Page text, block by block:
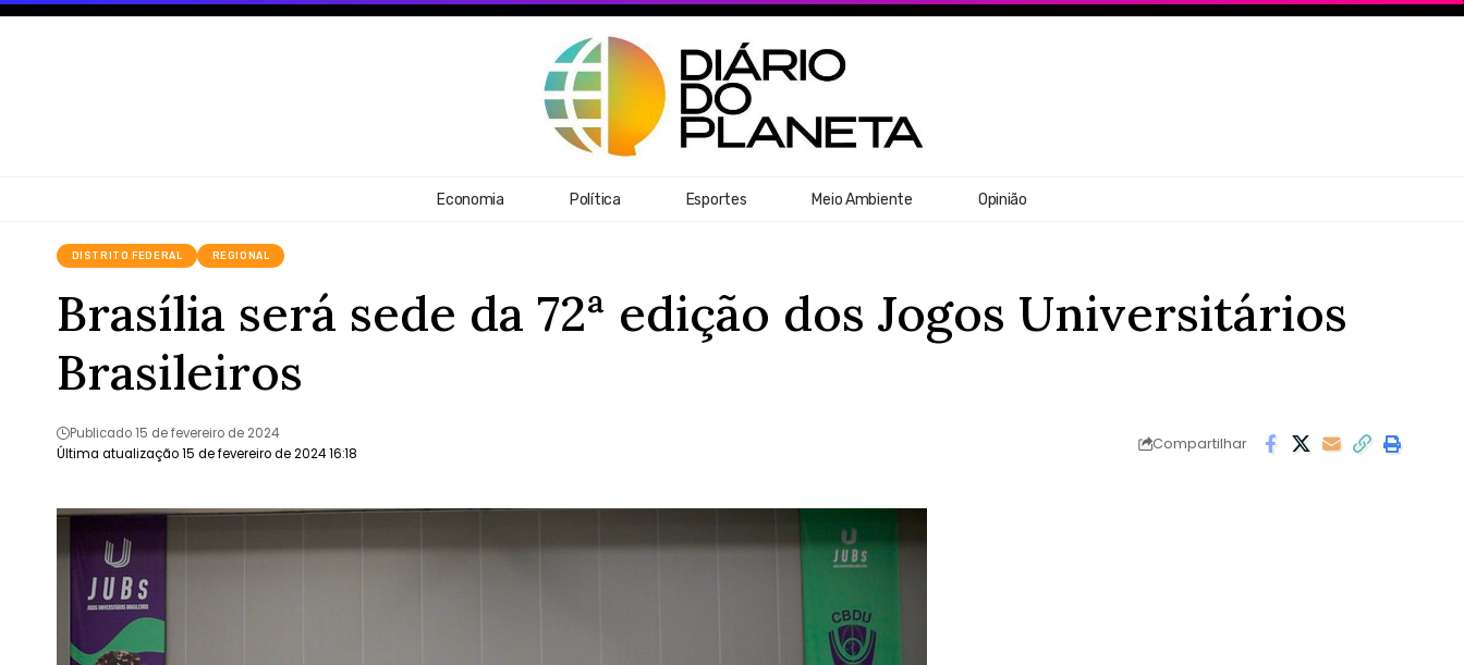
Economia Política Esportes Meio Ambiente Opinião
DISTRITO FEDERAL REGIONAL
Brasília será sede da 72ª edição dos Jogos Universitários
Brasileiros
Última atualização 15 de fevereiro de 2024 16:18
Publicado 15 de fevereiro de 2024
Compartilhar